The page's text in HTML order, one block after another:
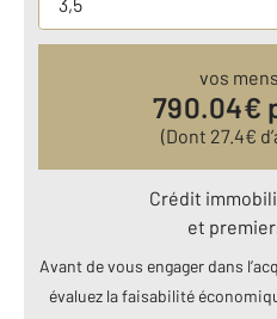
vos
790.04€
(Dont 27.4€
Crédit
et
Avant de vous engager dans
évaluez la faisabilité